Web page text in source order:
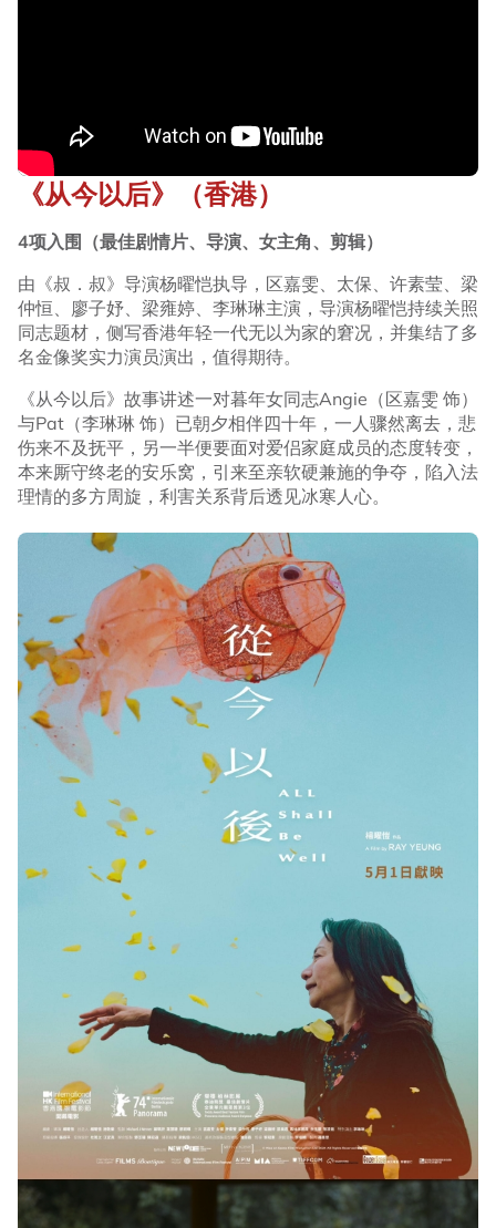
《从今以后》（香港）
4项入围（最佳剧情片、导演、女主角、剪辑）
由《叔．叔》导演杨曜恺执导，区嘉雯、太保、许素莹、梁
仲恒、廖子妤、梁雍婷、李琳琳主演，导演杨曜恺持续关照
同志题材，侧写香港年轻一代无以为家的窘况，并集结了多
名金像奖实力演员演出，值得期待。
《从今以后》故事讲述一对暮年女同志Angie（区嘉雯 饰）
与Pat（李琳琳 饰）已朝夕相伴四十年，一人骤然离去，悲
伤来不及抚平，另一半便要面对爱侣家庭成员的态度转变，
本来厮守终老的安乐窝，引来至亲软硬兼施的争夺，陷入法
理情的多方周旋，利害关系背后透见冰寒人心。